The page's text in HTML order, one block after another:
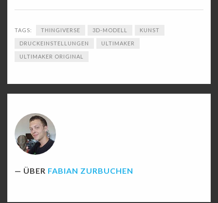
TAGS: THINGIVERSE 3D-MODELL KUNST
DRUCKEINSTELLUNGEN ULTIMAKER
ULTIMAKER ORIGINAL
ÜBER FABIAN ZURBUCHEN